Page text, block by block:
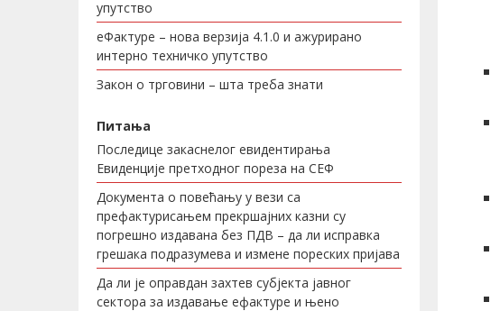
упутство
еФактуре – нова верзија 4.1.0 и ажурирано
интерно техничко упутство
Закон о трговини – шта треба знати
Питања
Последице закаснелог евидентирања
Евиденције претходног пореза на СЕФ
Документа о повећању у вези са
префактурисањем прекршајних казни су
погрешно издавана без ПДВ – да ли исправка
грешака подразумева и измене пореских пријава
Да ли је оправдан захтев субјекта јавног
сектора за издавање ефактуре и њено